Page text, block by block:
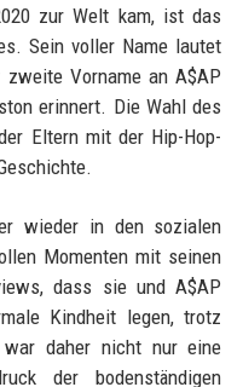
zur Welt kam, ist das
Sein voller Name lautet
Vorname an A$AP
erinnert. Die Wahl des
Eltern mit der Hip-Hop-
wieder in den sozialen
Momenten mit seinen
dass sie und A$AP
Kindheit legen, trotz
war daher nicht nur eine
der bodenständigen